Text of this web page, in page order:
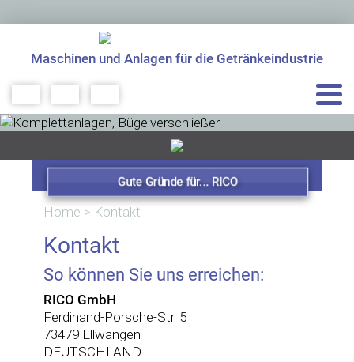
Maschinen und Anlagen für die Getränkeindustrie
+49 7961 56499 0
info[at]rico-maschinenbau.de
Gute Gründe für... RICO
Home > Kontakt
Kontakt
So können Sie uns erreichen:
RICO GmbH
Ferdinand-Porsche-Str. 5
73479 Ellwangen
DEUTSCHLAND